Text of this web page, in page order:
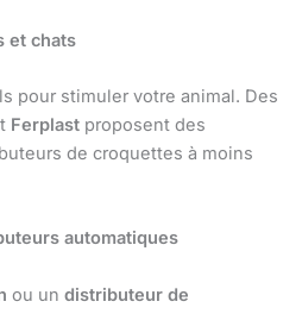
et chats
pour stimuler votre animal. Des
Ferplast proposent des
de croquettes à moins
automatiques
ou un distributeur de